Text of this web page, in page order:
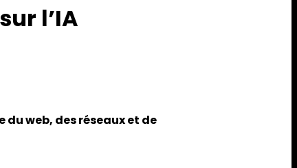
l’IA
du web, des réseaux et de